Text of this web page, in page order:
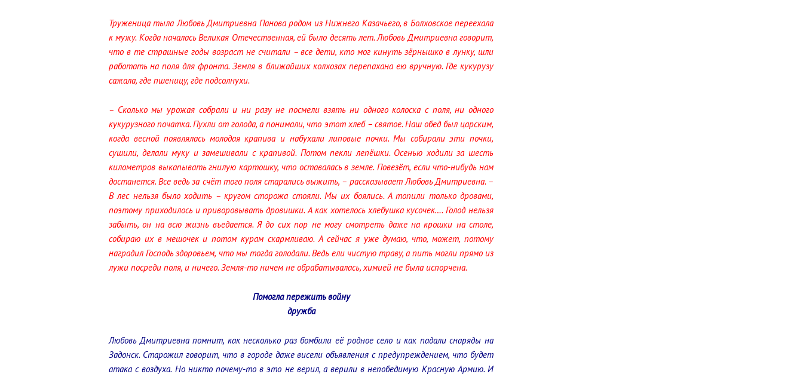
Труженица тыла Любовь Дмитриевна Панова родом из Нижнего Казачьего, в Болховское переехала
к мужу. Когда началась Великая Отечественная, ей было десять лет. Любовь Дмитриевна говорит,
что в те страшные годы возраст не считали – все дети, кто мог кинуть зёрнышко в лунку, шли
работать на поля для фронта. Земля в ближайших колхозах перепахана ею вручную. Где кукурузу
сажала, где пшеницу, где подсолнухи.
– Сколько мы урожая собрали и ни разу не посмели взять ни одного колоска с поля, ни одного
кукурузного початка. Пухли от голода, а понимали, что этот хлеб – святое. Наш обед был царским,
когда весной появлялась молодая крапива и набухали липовые почки. Мы собирали эти почки,
сушили, делали муку и замешивали с крапивой. Потом пекли лепёшки. Осенью ходили за шесть
километров выкапывать гнилую картошку, что оставалась в земле. Повезёт, если что-нибудь нам
достанется. Все ведь за счёт того поля старались выжить, – рассказывает Любовь Дмитриевна. –
В лес нельзя было ходить – кругом сторожа стояли. Мы их боялись. А топили только дровами,
поэтому приходилось и приворовывать дровишки. А как хотелось хлебушка кусочек…. Голод нельзя
забыть, он на всю жизнь въедается. Я до сих пор не могу смотреть даже на крошки на столе,
собираю их в мешочек и потом курам скармливаю. А сейчас я уже думаю, что, может, потому
наградил Господь здоровьем, что мы тогда голодали. Ведь ели чистую траву, а пить могли прямо из
лужи посреди поля, и ничего. Земля-то ничем не обрабатывалась, химией не была испорчена.
Помогла пережить войну
дружба
Любовь Дмитриевна помнит, как несколько раз бомбили её родное село и как падали снаряды на
Задонск. Старожил говорит, что в городе даже висели объявления с предупреждением, что будет
атака с воздуха. Но никто почему-то в это не верил, а верили в непобедимую Красную Армию. И